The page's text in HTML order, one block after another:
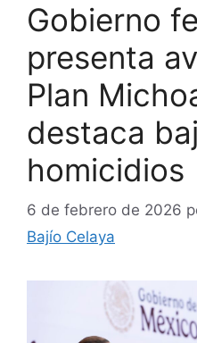
Gobierno
presenta
Plan
destaca
homicidios
6 de febrero de 2026
Bajío Celaya